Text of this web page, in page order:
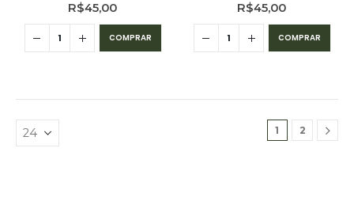
R$45,00
COMPRAR
R$45,00
COMPRAR
1 2